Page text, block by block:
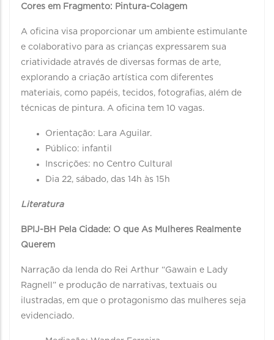
Cores em Fragmento: Pintura-Colagem
A oficina visa proporcionar um ambiente estimulante
e colaborativo para as crianças expressarem sua
criatividade através de diversas formas de arte,
explorando a criação artística com diferentes
materiais, como papéis, tecidos, fotografias, além de
técnicas de pintura. A oficina tem 10 vagas.
Orientação: Lara Aguilar.
Público: infantil
Inscrições: no Centro Cultural
Dia 22, sábado, das 14h às 15h
Literatura
BPIJ-BH Pela Cidade: O que As Mulheres Realmente
Querem
Narração da lenda do Rei Arthur “Gawain e Lady
Ragnell” e produção de narrativas, textuais ou
ilustradas, em que o protagonismo das mulheres seja
evidenciado.